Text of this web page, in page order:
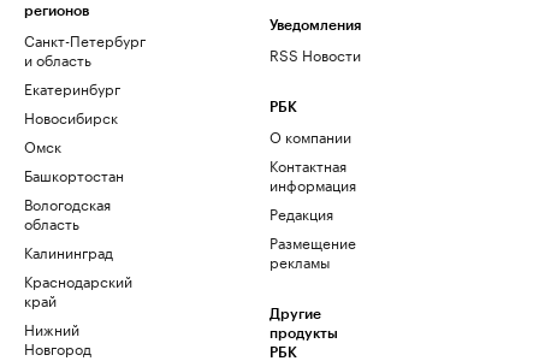
регионов
Санкт-Петербург
и область
Екатеринбург
Новосибирск
Омск
Башкортостан
Вологодская
область
Калининград
Краснодарский
край
Нижний
Новгород
Уведомления
RSS Новости
РБК
О компании
Контактная
информация
Редакция
Размещение
рекламы
Другие
продукты
РБК